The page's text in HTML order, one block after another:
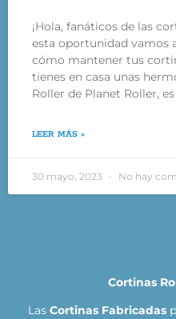
¡Hola, fanáticos de las
esta oportunidad vamos
cómo mantener tus
tienes en casa unas
Roller de Planet Roller, es
LEER MÁS »
30 mayo, 2023 No hay
Cortinas
Las Cortinas Fabricadas